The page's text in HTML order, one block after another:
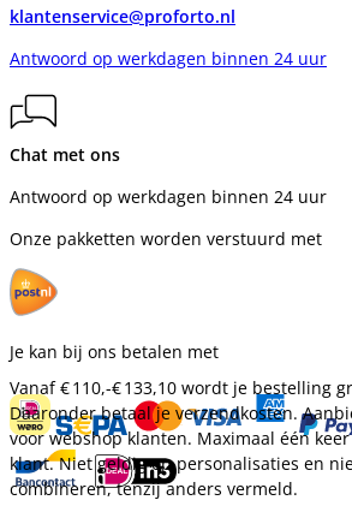
klantenservice@proforto.nl
Antwoord op werkdagen binnen 24 uur
Chat met ons
Antwoord op werkdagen binnen 24 uur
Onze pakketten worden verstuurd met
Je kan bij ons betalen met
Vanaf€ 110,-€ 133,10 wordt je bestelling
Daaronder betaal je verzendkosten.
voor webshop klanten. Maximaal één
klant. Niet geldig op personalisaties en
combineren, tenzij anders vermeld.